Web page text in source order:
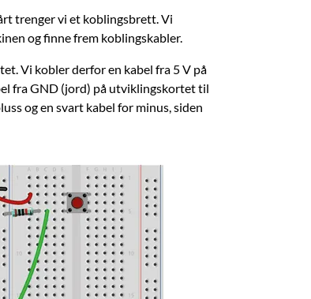
trenger vi et koblingsbrett. Vi
og finne frem koblingskabler.
Vi kobler derfor en kabel fra 5 V på
fra GND (jord) på utviklingskortet til
og en svart kabel for minus, siden